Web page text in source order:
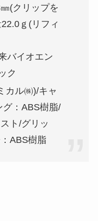
(クリップを
ｇ(リフィ
バイオエン
ク
カル㈱)/キャ
グ：ABS樹脂/
ト/グリッ
ABS樹脂